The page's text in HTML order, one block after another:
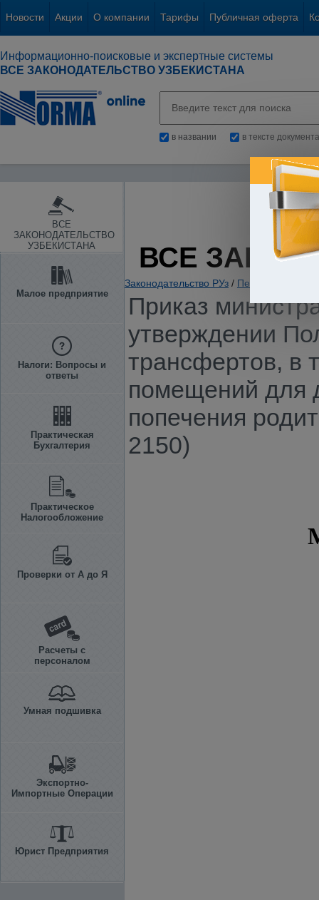
Новости Акции О компании Тарифы Публичная оферта
Информационно-поисковые и экспертные системы
ВСЕ ЗАКОНОДАТЕЛЬСТВО УЗБЕКИСТАНА
в названии в тексте документа
ВСЕ
ЗАКОНОДАТЕЛЬСТВО
УЗБЕКИСТАНА
Малое предприятие
Налоги: Вопросы и
ответы
Практическая
Бухгалтерия
Практическое
Налогообложение
Проверки от А до Я
Расчеты с
персоналом
Умная подшивка
Экспортно-
Импортные Операции
Юрист Предприятия
ВСЕ
Законодательство РУз / Пенсии.
Приказ
утверждении
трансфертов, в
помещений для
попечения
2150)